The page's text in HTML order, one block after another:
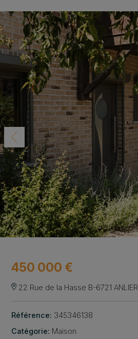
22 Rue de la Hasse B-6721 ANLIER
450 000 €
Référence: 345346138
Catégorie: Maison